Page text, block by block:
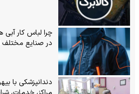
چرا لباس کار
در صنایع
دندانپزشکی با